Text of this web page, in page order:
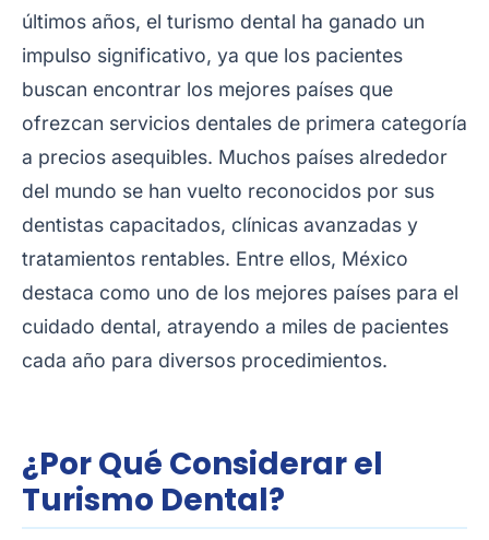
últimos años, el turismo dental ha ganado un
impulso significativo, ya que los pacientes
buscan encontrar los mejores países que
ofrezcan servicios dentales de primera categoría
a precios asequibles. Muchos países alrededor
del mundo se han vuelto reconocidos por sus
dentistas capacitados, clínicas avanzadas y
tratamientos rentables. Entre ellos, México
destaca como uno de los mejores países para el
cuidado dental, atrayendo a miles de pacientes
cada año para diversos procedimientos.
¿Por Qué Considerar el
Turismo Dental?